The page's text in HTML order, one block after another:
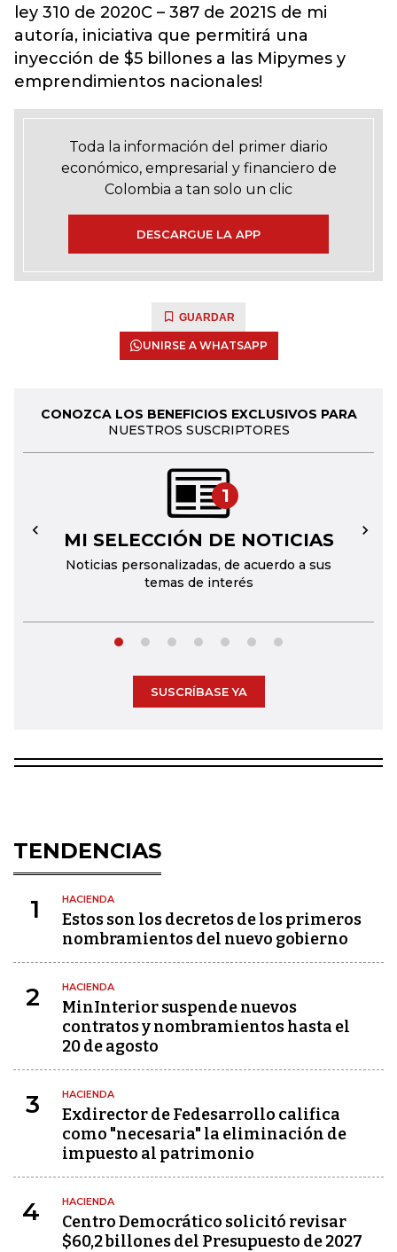
ley 310 de 2020C – 387 de 2021S de mi
autoría, iniciativa que permitirá una
inyección de $5 billones a las Mipymes y
emprendimientos nacionales!
Toda la información del primer diario
económico, empresarial y financiero de
Colombia a tan solo un clic
DESCARGUE LA APP
GUARDAR
UNIRSE A WHATSAPP
CONOZCA LOS BENEFICIOS EXCLUSIVOS PARA
NUESTROS SUSCRIPTORES
1
MI SELECCIÓN DE NOTICIAS
Noticias personalizadas, de acuerdo a sus
temas de interés
← →
SUSCRÍBASE YA
TENDENCIAS
1 HACIENDA
Estos son los decretos de los primeros
nombramientos del nuevo gobierno
2 HACIENDA
MinInterior suspende nuevos
contratos y nombramientos hasta el
20 de agosto
3 HACIENDA
Exdirector de Fedesarrollo califica
como "necesaria" la eliminación de
impuesto al patrimonio
4 HACIENDA
Centro Democrático solicitó revisar
$60,2 billones del Presupuesto de 2027